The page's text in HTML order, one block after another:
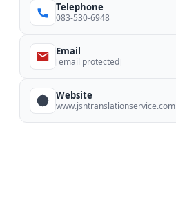
Telephone
083-530-6948
Email
[email protected]
Website
www.jsntranslationservice.com